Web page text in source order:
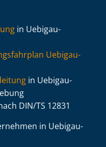
in Uebigau-
Uebigau-
in Uebigau-
DIN/TS 12831
in Uebigau-